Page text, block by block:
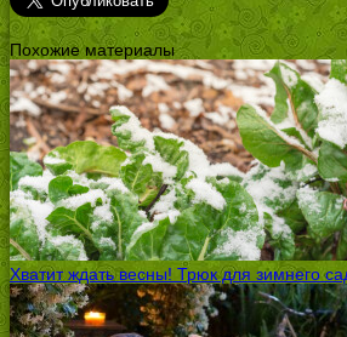
Похожие материалы
Хватит ждать весны! Трюк для зимнего